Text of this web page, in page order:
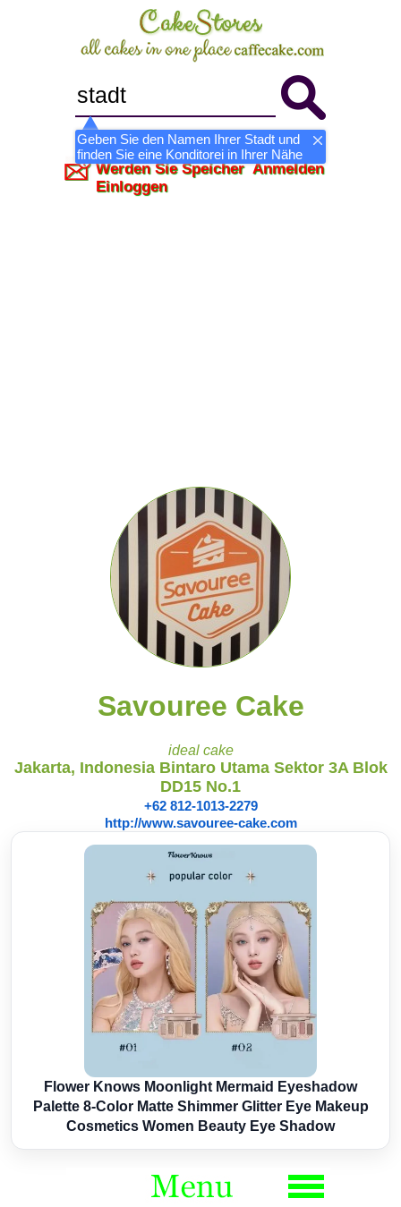
Geben Sie den Namen Ihrer Stadt und
finden Sie eine Konditorei in Ihrer Nähe
Werden Sie Speicher Anmelden
Einloggen
Savouree Cake
ideal cake
Jakarta, Indonesia Bintaro Utama Sektor 3A Blok
DD15 No.1
+62 812-1013-2279
http://www.savouree-cake.com
Flower Knows Moonlight Mermaid Eyeshadow
Palette 8-Color Matte Shimmer Glitter Eye Makeup
Cosmetics Women Beauty Eye Shadow